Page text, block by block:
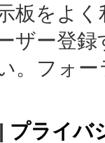
板をよ
ザー登
。フォ
| プライバ